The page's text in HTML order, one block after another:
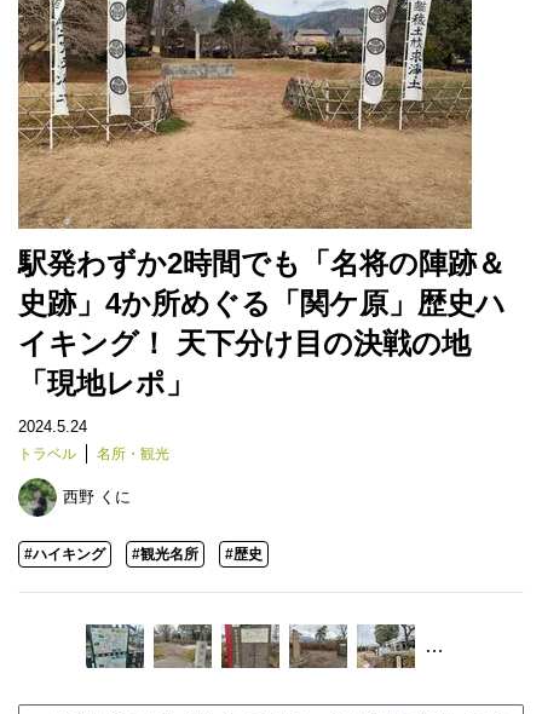
駅発わずか2時間でも「名将の陣跡＆
史跡」4か所めぐる「関ケ原」歴史ハ
イキング！ 天下分け目の決戦の地
「現地レポ」
2024.5.24
トラベル 名所・観光
西野 くに
#ハイキング #観光名所 #歴史
…